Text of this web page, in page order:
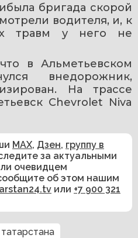
бригада скорой
водителя, и, к
травм у него не
в Альметьевском
внедорожник,
На трассе
Chevrolet Niva
MAX, Дзен, группу в
за актуальными
очевидцем
об этом нашим
или +7 900 321